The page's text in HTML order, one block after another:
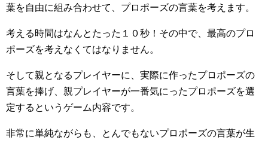
葉を自由に組み合わせて、プロポーズの言葉を考えます。
考える時間はなんとたった１０秒！その中で、最高のプロ
ポーズを考えなくてはなりません。
そして親となるプレイヤーに、実際に作ったプロポーズの
言葉を捧げ、親プレイヤーが一番気にったプロポーズを選
定するというゲーム内容です。
非常に単純ながらも、とんでもないプロポーズの言葉が生